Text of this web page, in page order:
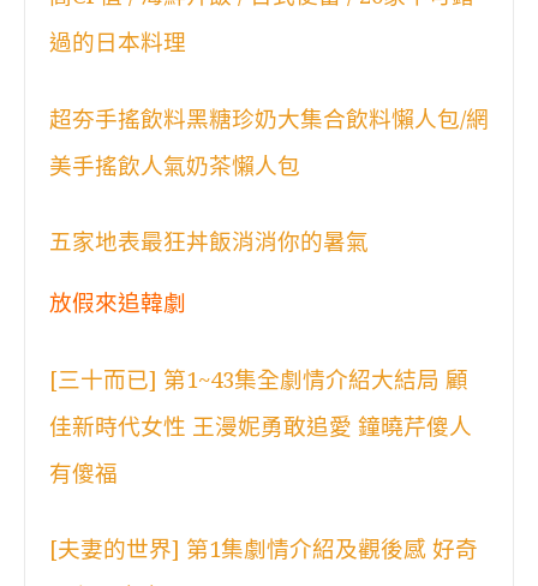
過的日本料理
超夯手搖飲料黑糖珍奶大集合飲料懶人包/網
美手搖飲人氣奶茶懶人包
五家地表最狂丼飯消消你的暑氣
放假來追韓劇
[三十而已] 第1~43集全劇情介紹大結局 顧
佳新時代女性 王漫妮勇敢追愛 鐘曉芹傻人
有傻福
[夫妻的世界] 第1集劇情介紹及觀後感 好奇